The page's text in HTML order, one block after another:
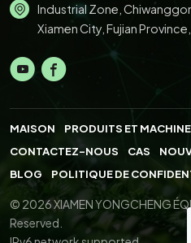
Industrial Zone,
Xiamen City, Fujian
MAISON PRODUITS ET
CONTACTEZ-NOUS
CAS
BLOG
POLITIQUE DE
© 2026 XIAMEN YONGCHENG
Reserved.